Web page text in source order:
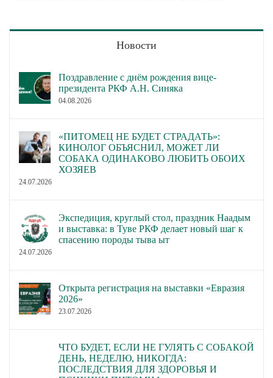
Новости
Поздравление с днём рождения вице-
президента РКФ А.Н. Синяка
04.08.2026
«ПИТОМЕЦ НЕ БУДЕТ СТРАДАТЬ»:
КИНОЛОГ ОБЪЯСНИЛ, МОЖЕТ ЛИ
СОБАКА ОДИНАКОВО ЛЮБИТЬ ОБОИХ
ХОЗЯЕВ
24.07.2026
Экспедиция, круглый стол, праздник Наадым
и выставка: в Туве РКФ делает новый шаг к
спасению породы тыва ыт
24.07.2026
Открыта регистрация на выставки «Евразия
2026»
23.07.2026
ЧТО БУДЕТ, ЕСЛИ НЕ ГУЛЯТЬ С СОБАКОЙ
ДЕНЬ, НЕДЕЛЮ, НИКОГДА:
ПОСЛЕДСТВИЯ ДЛЯ ЗДОРОВЬЯ И